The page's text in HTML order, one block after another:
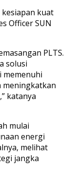
kuat
Officer SUN
PLTS.
solusi
memenuhi
meningkatkan
katanya
mulai
energi
melihat
jangka